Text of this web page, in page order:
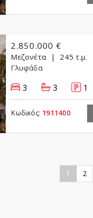
2.850.000 €
Μεζονέτα
245 τ.μ.
Γλυφάδα
3 3 1
Κωδικός: 1911400
1 2